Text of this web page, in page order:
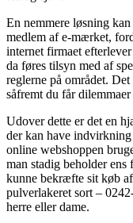
En nemmere løsning
medlem af e-mærket,
internet firmaet
da føres tilsyn med af
reglerne på området.
såfremt du får
Udover dette er det en
der kan have
online webshoppen
man stadig beholder
kunne bekræfte sit køb
pulverlakeret sort –
herre eller dame.